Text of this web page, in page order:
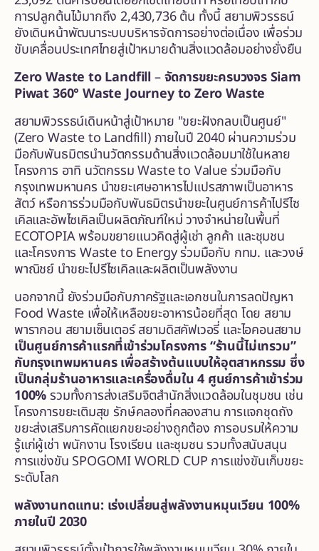
การปลูกต้นไม้มากถึง 2,430,736 ต้น ทั้งนี้ สยามพิวรรธน์
ยังเดินหน้าพัฒนาระบบบริหารจัดการอย่างต่อเนื่อง เพื่อร่วม
ขับเคลื่อนประเทศไทยสู่เป้าหมายด้านสิ่งแวดล้อมอย่างยั่งยืน
Zero Waste to Landfill –จัดการขยะครบวงจร Siam
Piwat 360° Waste Journey to Zero Waste
สยามพิวรรธน์เดินหน้าสู่เป้าหมาย "ขยะฝังกลบเป็นศูนย์"
(Zero Waste to Landfill) ภายในปี 2040 ผ่านความร่วม
มือกับพันธมิตรนำนวัตกรรมด้านสิ่งแวดล้อมมาใช้ในหลาย
โครงการ อาทิ นวัตกรรม Waste to Value ร่วมมือกับ
กรุงเทพมหานคร นำขยะเศษอาหารไปแปรสภาพเป็นอาหาร
สัตว์ หรือการร่วมมือกับพันธมิตรนำขยะในศูนย์การค้าไปรีไซ
เคิลและอัพไซเคิลเป็นผลิตภัณฑ์ใหม่ วางจำหน่ายในพื้นที่
ECOTOPIA พร้อมขยายแนวคิดสู่ผู้เช่า ลูกค้า และชุมชน
และโครงการ Waste to Energy ร่วมมือกับ กทม. และวงษ์
พาณิชย์ นำขยะไปรีไซเคิลและผลิตเป็นพลังงาน
นอกจากนี้ ยังร่วมมือกับภาครัฐและเอกชนในการลดปัญหา
Food Waste เพื่อให้เหลือขยะอาหารน้อยที่สุด โดย สยาม
พารากอน สยามเซ็นเตอร์ สยามดิสคัฟเวอรี่ และไอคอนสยาม
เป็นศูนย์การค้าแรกที่เข้าร่วมโครงการ “ร้านนี้ไม่เทรวม”
กับกรุงเทพมหานครเพื่อสร้างต้นแบบให้อุตสาหกรรม ซึ่ง
เป็นกลุ่มร้านอาหารและเครื่องดื่มใน4 ศูนย์การค้าเข้าร่วม
100%รวมทั้งการส่งเสริมจิตสำนักสิ่งแวดล้อมในชุมชน เช่น
โครงการขยะเติมสุข รักษ์คลองที่คลองสาน การแจกชุดถัง
ขยะส่งเสริมการคัดแยกขยะอย่างถูกต้อง การอบรมให้ความ
รู้แก่ผู้เช่า พนักงาน โรงเรียน และชุมชน รวมทั้งสนับสนุน
การแข่งขัน SPOGOMI WORLD CUP การแข่งขันเก็บขยะ
ระดับโลก
พลังงานทดแทน: เร่งเปลี่ยนสู่พลังงานหมุนเวียน 100%
ภายในปี 2030